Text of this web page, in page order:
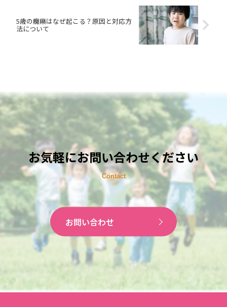
5歳の癇癪はなぜ起こる？原因と対応方
法について
お気軽にお問い合わせください
お問い合わせ